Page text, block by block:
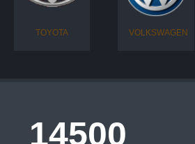
TOYOTA VOLKSWAGEN
15000+